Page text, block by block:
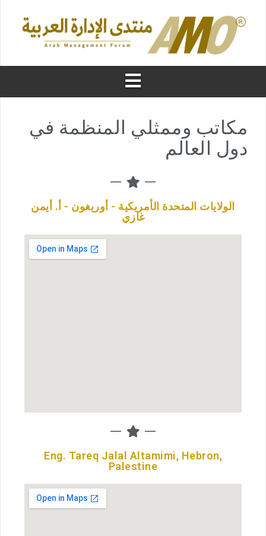
مكاتب وممثلي المنظمة في
دول العالم
الولايات المتحدة الأمريكية - أوريغون - أ. أيمن
غازي
Eng. Tareq Jalal Altamimi, Hebron,
Palestine